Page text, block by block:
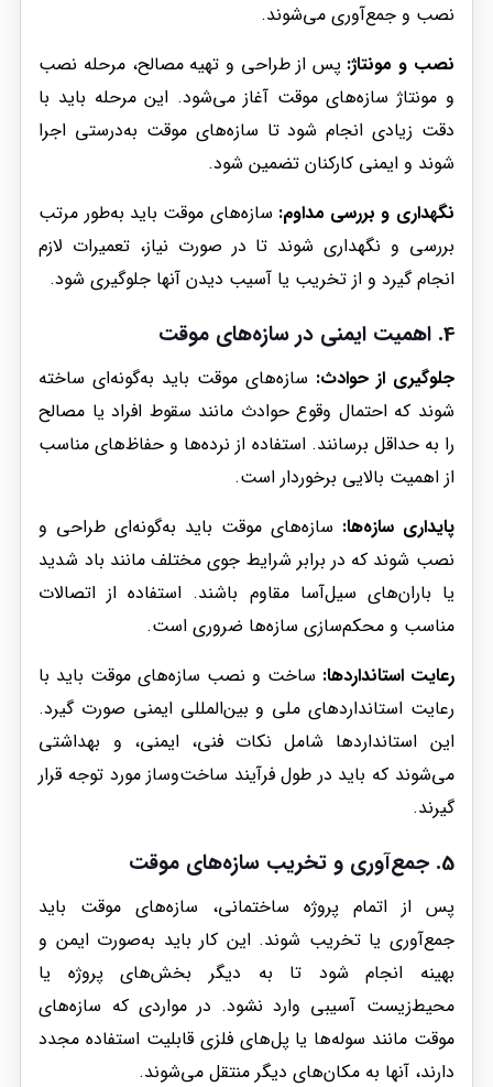
نصب و جمع‌آوری می‌شوند.
نصب و مونتاژ: پس از طراحی و تهیه مصالح، مرحله نصب
و مونتاژ سازه‌های موقت آغاز می‌شود. این مرحله باید با
دقت زیادی انجام شود تا سازه‌های موقت به‌درستی اجرا
شوند و ایمنی کارکنان تضمین شود.
نگهداری و بررسی مداوم: سازه‌های موقت باید به‌طور مرتب
بررسی و نگهداری شوند تا در صورت نیاز، تعمیرات لازم
انجام گیرد و از تخریب یا آسیب دیدن آنها جلوگیری شود.
4. اهمیت ایمنی در سازه‌های موقت
جلوگیری از حوادث: سازه‌های موقت باید به‌گونه‌ای ساخته
شوند که احتمال وقوع حوادث مانند سقوط افراد یا مصالح
را به حداقل برسانند. استفاده از نرده‌ها و حفاظ‌های مناسب
از اهمیت بالایی برخوردار است.
پایداری سازه‌ها: سازه‌های موقت باید به‌گونه‌ای طراحی و
نصب شوند که در برابر شرایط جوی مختلف مانند باد شدید
یا باران‌های سیل‌آسا مقاوم باشند. استفاده از اتصالات
مناسب و محکم‌سازی سازه‌ها ضروری است.
رعایت استانداردها: ساخت و نصب سازه‌های موقت باید با
رعایت استانداردهای ملی و بین‌المللی ایمنی صورت گیرد.
این استانداردها شامل نکات فنی، ایمنی، و بهداشتی
می‌شوند که باید در طول فرآیند ساخت‌وساز مورد توجه قرار
گیرند.
5. جمع‌آوری و تخریب سازه‌های موقت
پس از اتمام پروژه ساختمانی، سازه‌های موقت باید
جمع‌آوری یا تخریب شوند. این کار باید به‌صورت ایمن و
بهینه انجام شود تا به دیگر بخش‌های پروژه یا
محیط‌زیست آسیبی وارد نشود. در مواردی که سازه‌های
موقت مانند سوله‌ها یا پل‌های فلزی قابلیت استفاده مجدد
دارند، آنها به مکان‌های دیگر منتقل می‌شوند.